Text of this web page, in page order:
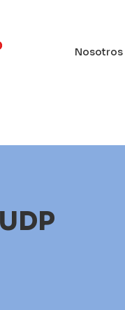
Nosotros